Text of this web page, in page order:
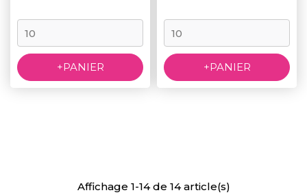
+PANIER +PANIER
Affichage 1-14 de 14 article(s)